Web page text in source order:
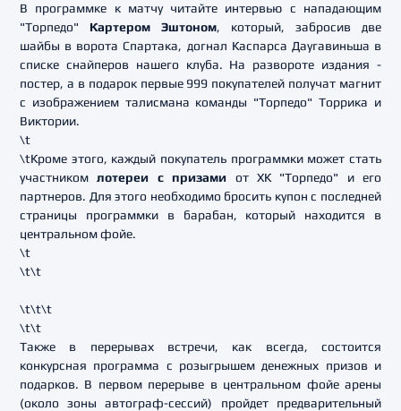
В программке к матчу читайте интервью с нападающим
"Торпедо" Картером Эштоном, который, забросив две
шайбы в ворота Спартака, догнал Каспарса Даугавиньша в
списке снайперов нашего клуба. На развороте издания -
постер, а в подарок первые 999 покупателей получат магнит
с изображением талисмана команды "Торпедо" Торрика и
Виктории.
\t
\tКроме этого, каждый покупатель программки может стать
участникомлотереи с призами от ХК "Торпедо" и его
партнеров. Для этого необходимо бросить купон с последней
страницы программки в барабан, который находится в
центральном фойе.
\t
\t\t
\t\t\t
\t\t
Также в перерывах встречи, как всегда, состоится
конкурсная программа с розыгрышем денежных призов и
подарков. В первом перерыве в центральном фойе арены
(около зоны автограф-сессий) пройдет предварительный